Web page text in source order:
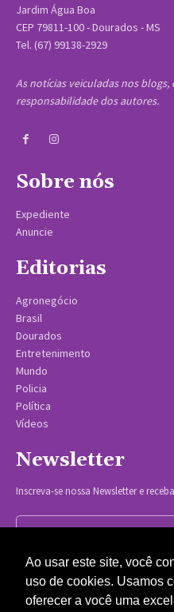
Jardim Água Boa
CEP 79811-100 - Dourados - MS
Tel. (67) 99138-2929
As notícias veiculadas nos
responsabilidade dos autores.
Sobre nós
Expediente
Anuncie
Editorias
Agronegócio
Brasil
Dourados
Entretenimento
Mundo
Policia
Política
Vídeos
Newsletter
Inscreva-se nossa Newsletter e
Nós respeitamos sua
Ao usar este site, você
uso de cookies. Usamos
oferecer a você uma